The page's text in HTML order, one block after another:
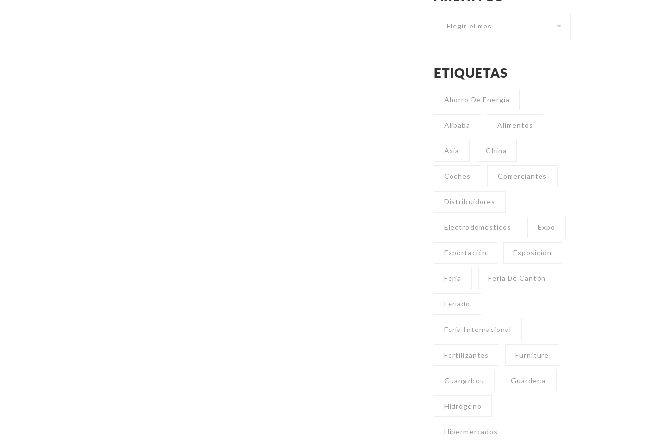
ETIQUETAS
Ahorro De Energía
Alibaba Alimentos
Asia China
Coches Comerciantes
Distribuidores
Electrodomésticos Expo
Exportación Exposición
Feria Feria De Cantón
Feriado
Feria Internacional
Fertilizantes Furniture
Guangzhou Guardería
Hidrógeno
Hipermercados